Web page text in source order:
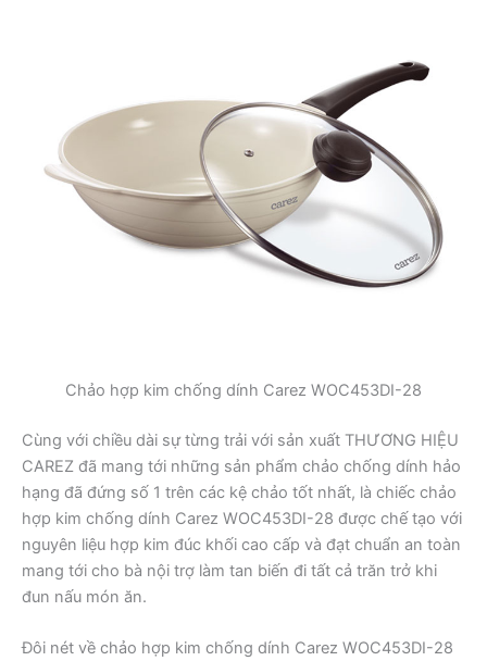
Chảo hợp kim chống dính Carez WOC453DI-28
Cùng với chiều dài sự từng trải với sản xuất THƯƠNG HIỆU
CAREZ đã mang tới những sản phẩm chảo chống dính hảo
hạng đã đứng số 1 trên các kệ chảo tốt nhất, là chiếc chảo
hợp kim chống dính Carez WOC453DI-28 được chế tạo với
nguyên liệu hợp kim đúc khối cao cấp và đạt chuẩn an toàn
mang tới cho bà nội trợ làm tan biến đi tất cả trăn trở khi
đun nấu món ăn.
Đôi nét về chảo hợp kim chống dính Carez WOC453DI-28